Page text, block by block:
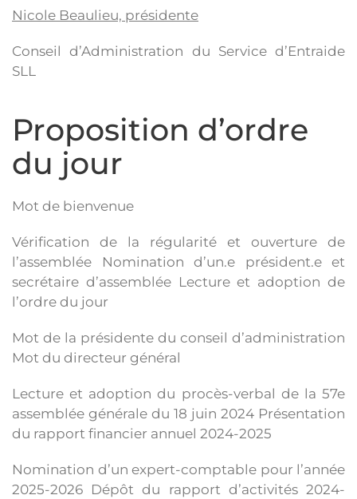
Nicole Beaulieu, présidente
Conseil d’Administration du Service d’Entraide
SLL
Proposition d’ordre
du jour
Mot de bienvenue
Vérification de la régularité et ouverture de
l’assemblée Nomination d’un.e président.e et
secrétaire d’assemblée Lecture et adoption de
l’ordre du jour
Mot de la présidente du conseil d’administration
Mot du directeur général
Lecture et adoption du procès-verbal de la 57e
assemblée générale du 18 juin 2024 Présentation
du rapport financier annuel 2024-2025
Nomination d’un expert-comptable pour l’année
2025-2026 Dépôt du rapport d’activités 2024-